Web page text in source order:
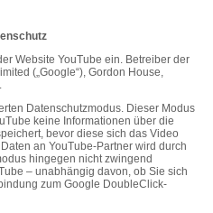
Website YouTube ein. Betreiber der
(„Google“), Gordon House,
Datenschutzmodus. Dieser Modus
keine Informationen über die
bevor diese sich das Video
an YouTube-Partner wird durch
hingegen nicht zwingend
– unabhängig davon, ob Sie sich
zum Google DoubleClick-